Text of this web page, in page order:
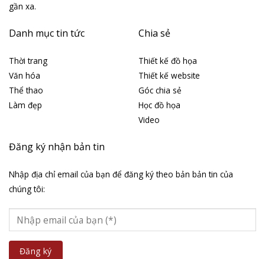
gần xa.
Danh mục tin tức
Thời trang
Văn hóa
Thể thao
Làm đẹp
Chia sẻ
Thiết kế đồ họa
Thiết kế website
Góc chia sẻ
Học đồ họa
Video
Đăng ký nhận bản tin
Nhập địa chỉ email của bạn để đăng ký theo bản bản tin của
chúng tôi: